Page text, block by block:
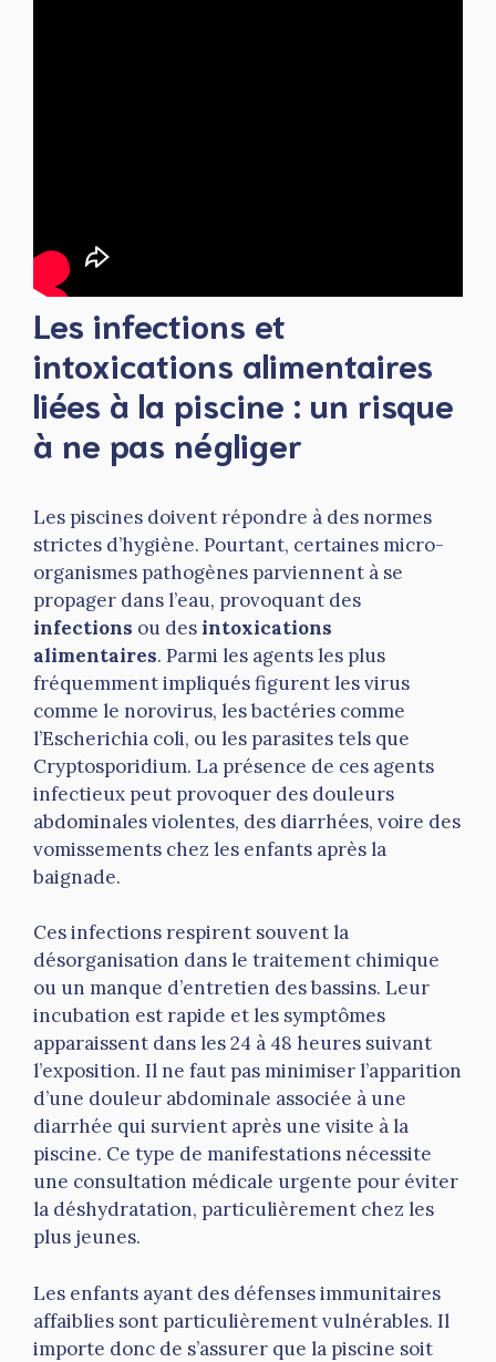
Les infections et
intoxications alimentaires
liées à la piscine : un risque
à ne pas négliger
Les piscines doivent répondre à des normes
strictes d’hygiène. Pourtant, certaines micro-
organismes pathogènes parviennent à se
propager dans l’eau, provoquant des
infections ou desintoxications
alimentaires. Parmi les agents les plus
fréquemment impliqués figurent les virus
comme le norovirus, les bactéries comme
l’Escherichia coli, ou les parasites tels que
Cryptosporidium. La présence de ces agents
infectieux peut provoquer des douleurs
abdominales violentes, des diarrhées, voire des
vomissements chez les enfants après la
baignade.
Ces infections respirent souvent la
désorganisation dans le traitement chimique
ou un manque d’entretien des bassins. Leur
incubation est rapide et les symptômes
apparaissent dans les 24 à 48 heures suivant
l’exposition. Il ne faut pas minimiser l’apparition
d’une douleur abdominale associée à une
diarrhée qui survient après une visite à la
piscine. Ce type de manifestations nécessite
une consultation médicale urgente pour éviter
la déshydratation, particulièrement chez les
plus jeunes.
Les enfants ayant des défenses immunitaires
affaiblies sont particulièrement vulnérables. Il
importe donc de s’assurer que la piscine soit